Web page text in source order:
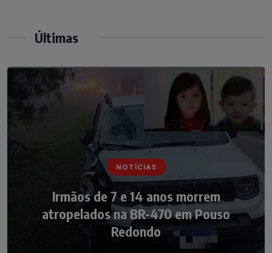
Últimas
NOTÍCIAS
Irmãos de 7 e 14 anos morrem
atropelados na BR-470 em Pouso
Redondo
NOTÍCIAS
Nádia Menegazzi leva o nome de Taió ao
palco do Programa Silvio Santos